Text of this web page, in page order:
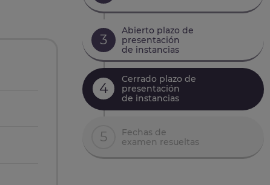
3
Abierto plazo de
presentación
de instancias
4
Cerrado plazo de
presentación
de instancias
5
Fechas de
examen resueltas